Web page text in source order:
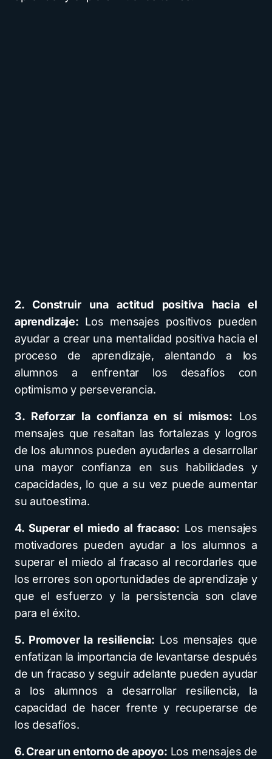
2. Construir una actitud positiva hacia el
aprendizaje: Los mensajes positivos pueden
ayudar a crear una mentalidad positiva hacia el
proceso de aprendizaje, alentando a los
alumnos a enfrentar los desafíos con
optimismo y perseverancia.
3. Reforzar la confianza en sí mismos: Los
mensajes que resaltan las fortalezas y logros
de los alumnos pueden ayudarles a desarrollar
una mayor confianza en sus habilidades y
capacidades, lo que a su vez puede aumentar
su autoestima.
4. Superar el miedo al fracaso: Los mensajes
motivadores pueden ayudar a los alumnos a
superar el miedo al fracaso al recordarles que
los errores son oportunidades de aprendizaje y
que el esfuerzo y la persistencia son clave
para el éxito.
5. Promover la resiliencia: Los mensajes que
enfatizan la importancia de levantarse después
de un fracaso y seguir adelante pueden ayudar
a los alumnos a desarrollar resiliencia, la
capacidad de hacer frente y recuperarse de
los desafíos.
6. Crear un entorno de apoyo: Los mensajes de